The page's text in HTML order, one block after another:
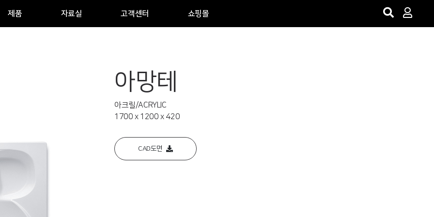
제품 자료실 고객센터 쇼핑몰
아망테
아크릴/ACRYLIC
1700 x 1200 x 420
CAD도면